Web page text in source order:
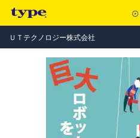
ＵＴテクノロジー株式会社